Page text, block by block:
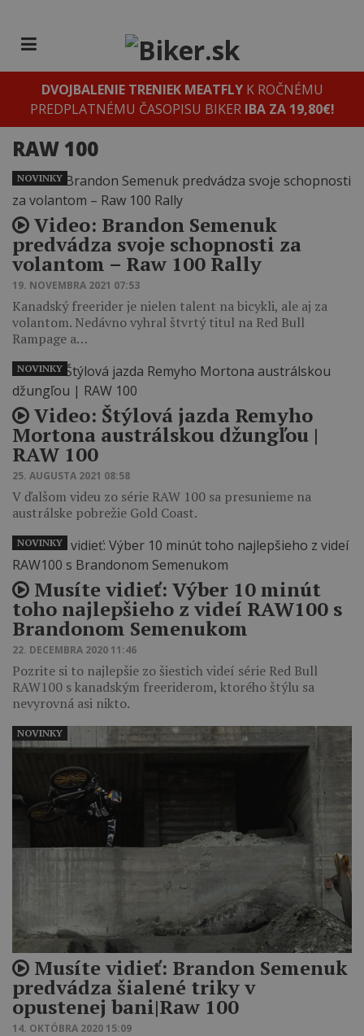
DVOJBALENIE TRENIEK MEATFLYK ROČNÉMU
PREDPLATNÉMU ČASOPISU BIKER IBA ZA 19,80€!
RAW 100
Video: Brandon Semenuk
predvádza svoje schopnosti za
volantom – Raw 100 Rally
19. NOVEMBRA 2021 07:53
Kanadský freerider je nielen talent na bicykli, ale aj za
volantom. Nedávno vyhral štvrtý titul na Red Bull
Rampage a…
NOVINKY
Video: Štýlová jazda Remyho
Mortona austrálskou džungľou |
RAW 100
25. AUGUSTA 2021 08:58
V ďalšom videu zo série RAW 100 sa presunieme na
austrálske pobrežie Gold Coast.
NOVINKY
Musíte vidieť: Výber 10 minút
toho najlepšieho z videí RAW100 s
Brandonom Semenukom
22. DECEMBRA 2020 11:46
Pozrite si to najlepšie zo šiestich videí série Red Bull
RAW100 s kanadským freeriderom, ktorého štýlu sa
nevyrovná asi nikto.
NOVINKY
Musíte vidieť: Brandon Semenuk
predvádza šialené triky v
opustenej bani|Raw 100
14. OKTÓBRA 2020 15:09
NOVINKY